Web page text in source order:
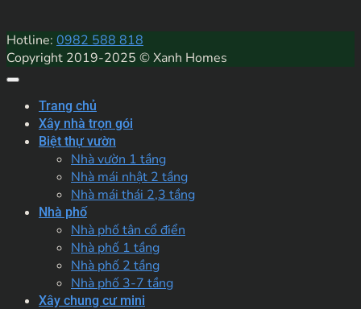
Hotline: 0982 588 818
Copyright 2019-2025 © Xanh Homes
Trang chủ
Xây nhà trọn gói
Biệt thự vườn
Nhà vườn 1 tầng
Nhà mái nhật 2 tầng
Nhà mái thái 2,3 tầng
Nhà phố
Nhà phố tân cổ điển
Nhà phố 1 tầng
Nhà phố 2 tầng
Nhà phố 3-7 tầng
Xây chung cư mini